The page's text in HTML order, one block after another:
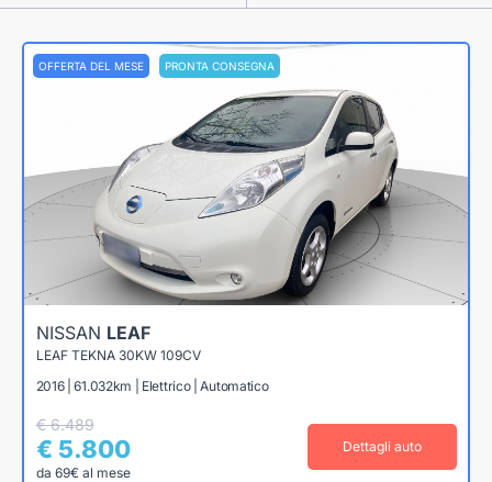
OFFERTA DEL MESE PRONTA CONSEGNA
NISSAN LEAF
LEAF TEKNA 30KW 109CV
2016 | 61.032km | Elettrico | Automatico
€ 6.489
€ 5.800
da 69€ al mese
Dettagli auto